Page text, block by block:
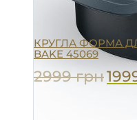
КРУГЛА ФОРМА
BAKE 45069
2999грн